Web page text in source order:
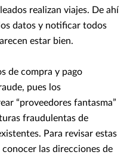
realizan viajes. De ahí
datos y notificar todos
estar bien.
de compra y pago
pues los
“proveedores fantasma”
fraudulentas de
Para revisar estas
las direcciones de